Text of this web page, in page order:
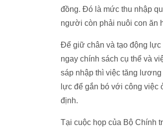
đồng. Đó là mức thu nhập
người còn phải nuôi con ăn
Để giữ chân và tạo động lực
ngay chính sách cụ thể và
sáp nhập thì việc tăng
lực để gắn bó với công việc
định.
Tại cuộc họp của Bộ Chính